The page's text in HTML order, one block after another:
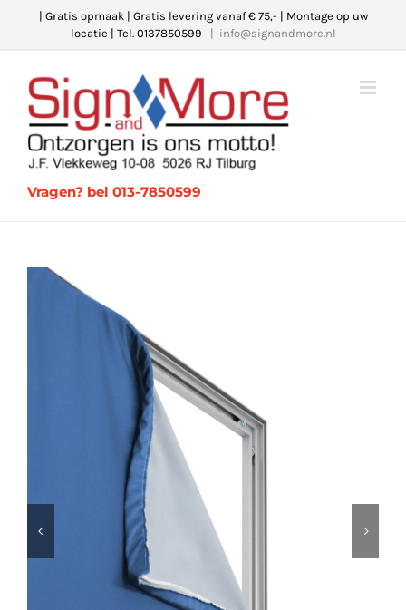
| Gratis opmaak | Gratis levering vanaf € 75,- | Montage op uw
locatie | Tel. 0137850599
info@signandmore.nl
Vragen? bel 013-7850599